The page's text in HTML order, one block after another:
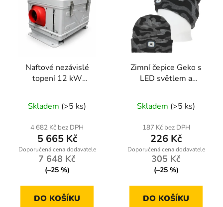
Naftové nezávislé
topení 12 kW
Bluetooth – nádrž 5 l
ONDRAGON BX-3467
Skladem (>5 ks)
4 682 Kč bez DPH
5 665 Kč
7 648 Kč
(–25 %)
DO KOŠÍKU
Zimní čepice Geko s
LED světlem a
kamufláž – handsfree
osvětlení pro outdoor
aktivity
Skladem (>5 ks)
187 Kč bez DPH
226 Kč
305 Kč
(–25 %)
DO KOŠÍKU